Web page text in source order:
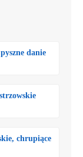
danie
chrupiące